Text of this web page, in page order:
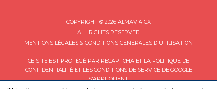
COPYRIGHT © 2026 ALMAVIA CX
ALL RIGHTS RESERVED
MENTIONS LÉGALES & CONDITIONS GÉNÉRALES D'UTILISATION
CE SITE EST PROTÉGÉ PAR RECAPTCHA ET LA POLITIQUE DE
CONFIDENTIALITÉET LES CONDITIONS DE SERVICEDE GOOGLE
S'APPLIQUENT.